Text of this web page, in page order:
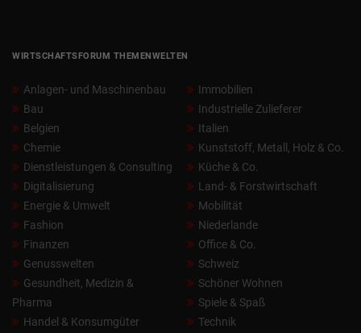
WIRTSCHAFTSFORUM THEMENWELTEN
Anlagen- und Maschinenbau
Bau
Belgien
Chemie
Dienstleistungen & Consulting
Digitalisierung
Energie & Umwelt
Fashion
Finanzen
Genusswelten
Gesundheit, Medizin &
Pharma
Handel & Konsumgüter
Immobilien
Industrielle Zulieferer
Italien
Kunststoff, Metall, Holz & Co.
Küche & Co.
Land- & Forstwirtschaft
Mobilität
Niederlande
Office & Co.
Schweiz
Schöner Wohnen
Spiele & Spaß
Technik